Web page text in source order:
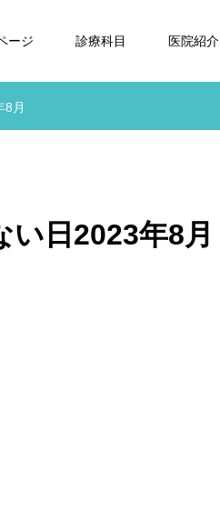
ージ 診療科目 医院紹介
8月
日2023年8月